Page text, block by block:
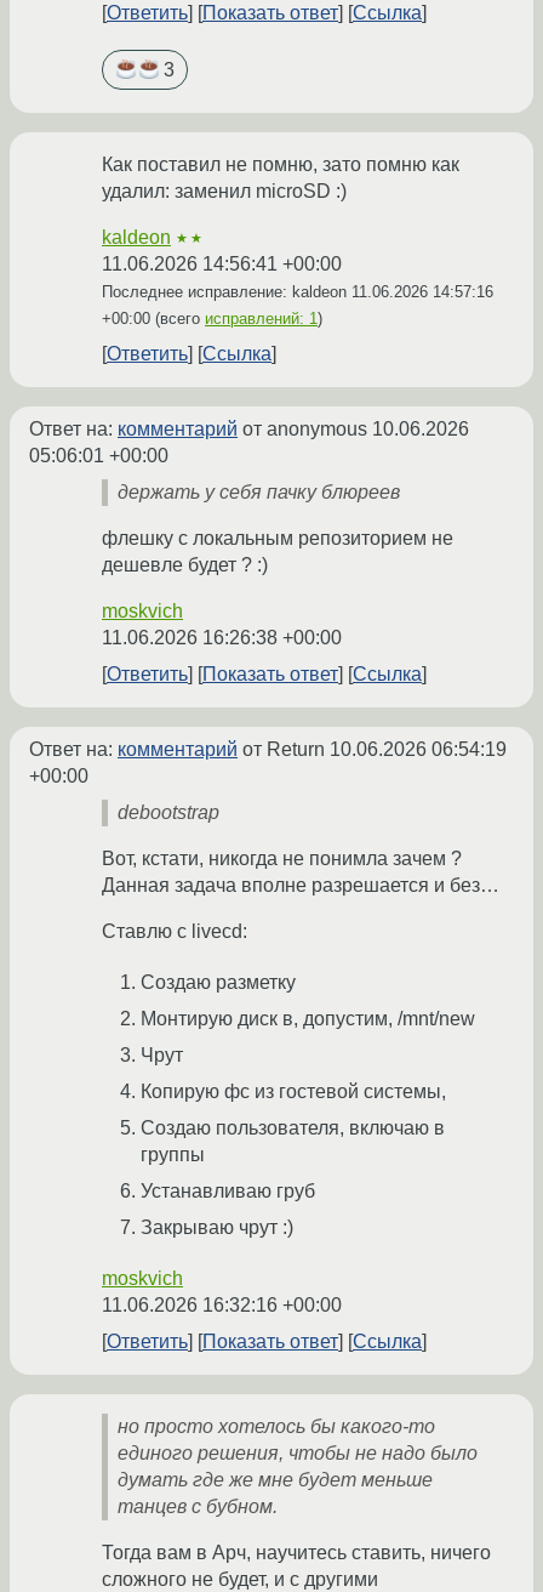
Ответить
Показать ответ Ссылка
3
Как поставил не помню, зато помню как
удалил: заменил microSD :)
kaldeon ★★
11.06.2026 14:56:41 +00:00
Последнее исправление: kaldeon 11.06.2026 14:57:16
+00:00 (всего исправлений: 1)
Ответить Ссылка
Ответ на: комментарий от anonymous 10.06.2026
05:06:01 +00:00
держать у себя пачку блюреев
флешку с локальным репозиторием не
дешевле будет ? :)
moskvich
11.06.2026 16:26:38 +00:00
Ответить
Показать ответ Ссылка
Ответ на: комментарий от Return 10.06.2026 06:54:19
+00:00
debootstrap
Вот, кстати, никогда не понимла зачем ?
Данная задача вполне разрешается и без…
Ставлю с livecd:
Создаю разметку
Монтирую диск в, допустим, /mnt/new
Чрут
Копирую фс из гостевой системы,
Создаю пользователя, включаю в
группы
Устанавливаю груб
Закрываю чрут :)
moskvich
11.06.2026 16:32:16 +00:00
Ответить
Показать ответ Ссылка
но просто хотелось бы какого-то
единого решения, чтобы не надо было
думать где же мне будет меньше
танцев с бубном.
Тогда вам в Арч, научитесь ставить, ничего
сложного не будет, и с другими